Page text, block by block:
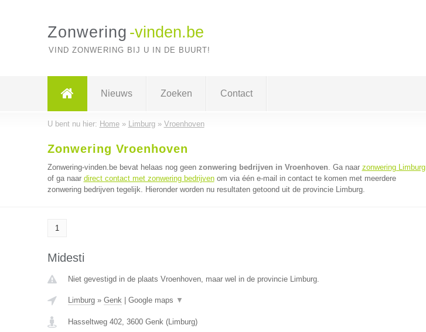
Zonwering -vinden.be
VIND ZONWERING BIJ U IN DE BUURT!
Nieuws Zoeken Contact
U bent nu hier: Home» Limburg» Vroenhoven
Zonwering Vroenhoven
Zonwering-vinden.be bevat helaas nog geen zonwering bedrijven in Vroenhoven. Ga naar zonwering Limburg
of ga naar direct contact met zonwering bedrijvenom via één e-mail in contact te komen met meerdere
zonwering bedrijven tegelijk. Hieronder worden nu resultaten getoond uit de provincie Limburg.
1
Midesti
Niet gevestigd in de plaats Vroenhoven, maar wel in de provincie Limburg.
Limburg» Genk| Google maps ▼
Hasseltweg 402, 3600 Genk(Limburg)